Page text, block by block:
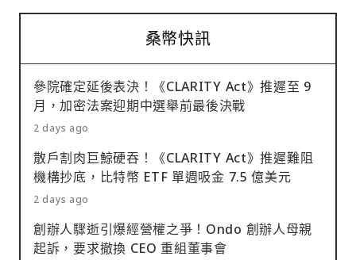
桑幣快訊
參院確定延後表決！《CLARITY Act》推遲至 9
月，加密法案迎期中選舉前最後決戰
2 days ago
散戶割肉巨鯨硬吞！《CLARITY Act》推遲難阻
機構抄底，比特幣 ETF 單週吸金 7.5 億美元
2 days ago
創辦人驟逝引爆經營權之爭！Ondo 創辦人母親
起訴，要求撤換 CEO 重組董事會